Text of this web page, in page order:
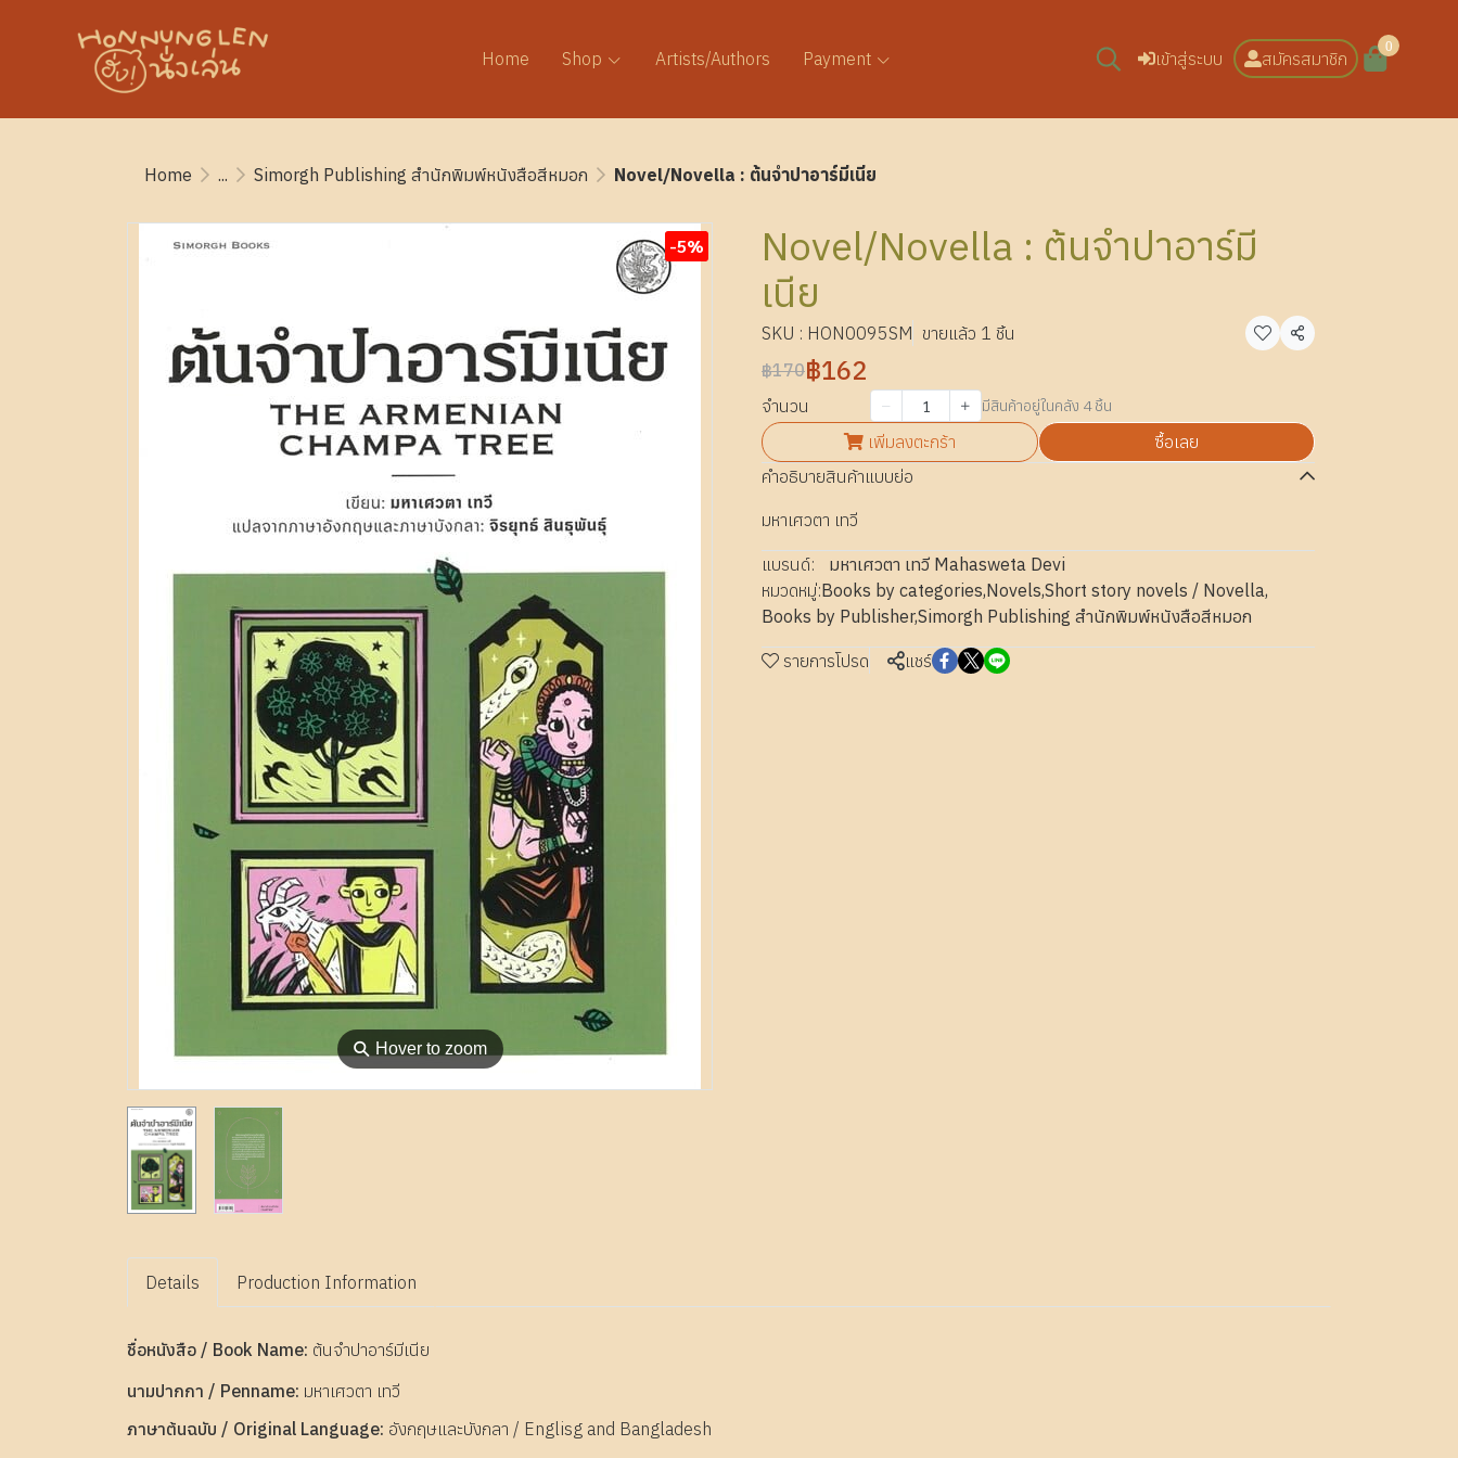
Home Shop Artists/Authors Payment เข้าสู่ระบบ สมัครสมาชิก
0
Home ... Simorgh Publishing สำนักพิมพ์หนังสือสีหมอก Novel/Novella : ต้นจำปาอาร์มีเนีย
⚲Hover to zoom
-5%
Novel/Novella : ต้นจำปาอาร์มี
เนีย
SKU : HON0095SM ขายแล้ว 1 ชิ้น
แชร์
฿170฿162
จำนวน มีสินค้าอยู่ในคลัง 4 ชิ้น
เพิ่มลงตะกร้า
ซื้อเลย
คำอธิบายสินค้าแบบย่อ
มหาเศวตา เทวี
แบรนด์:
มหาเศวตา เทวี Mahasweta Devi
หมวดหมู่:Books by categories,Novels,Short story novels / Novella,
Books by Publisher,Simorgh Publishing สำนักพิมพ์หนังสือสีหมอก
รายการโปรด แชร์
Details Production Information
ชื่อหนังสือ / Book Name: ต้นจำปาอาร์มีเนีย
นามปากกา / Penname: มหาเศวตา เทวี
ภาษาต้นฉบับ / Original Language: อังกฤษและบังกลา / Englisg and Bangladesh